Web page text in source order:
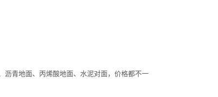
沥青地面、丙烯酸地面、水泥对面，价格都不一